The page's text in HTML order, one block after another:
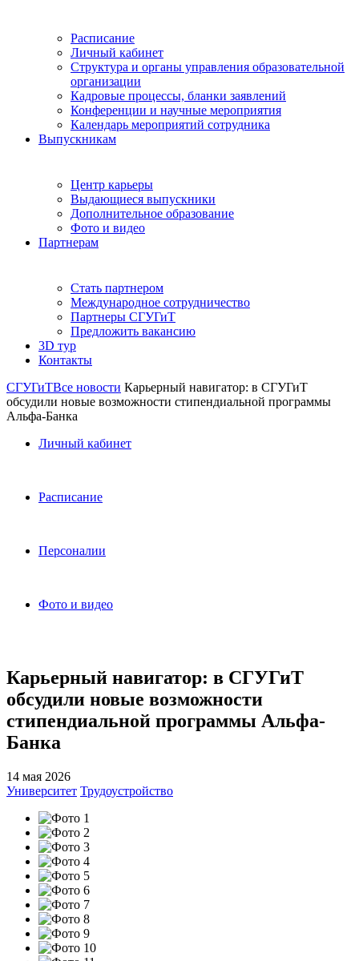
Расписание
Личный кабинет
Структура и органы управления образовательной
организации
Кадровые процессы, бланки заявлений
Конференции и научные мероприятия
Календарь мероприятий сотрудника
Выпускникам
Центр карьеры
Выдающиеся выпускники
Дополнительное образование
Фото и видео
Партнерам
Стать партнером
Международное сотрудничество
Партнеры СГУГиТ
Предложить вакансию
3D тур
Контакты
СГУГиТВсе новости Карьерный навигатор: в СГУГиТ
обсудили новые возможности стипендиальной программы
Альфа-Банка
Личный кабинет
Расписание
Персоналии
Фото и видео
Карьерный навигатор: в СГУГиТ
обсудили новые возможности
стипендиальной программы Альфа-
Банка
14 мая 2026
Университет Трудоустройство